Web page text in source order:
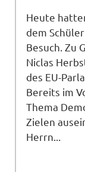
Heute
dem
Besuch. Zu
Niclas
des EU-
Bereits im
Thema
Zielen
Herrn...